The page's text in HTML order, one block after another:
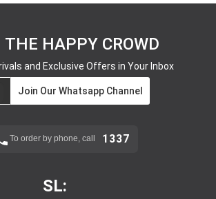
THE HAPPY CROWD
and Exclusive Offers in Your Inbox
Join Our Whatsapp Channel
To order by phone, call 1337
SL: